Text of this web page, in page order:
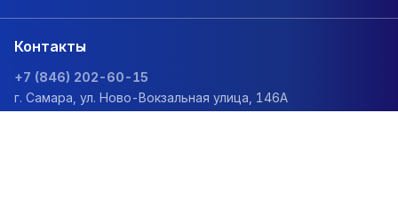
Контакты
+7 (846) 202-60-15
г. Самара, ул. Ново-Вокзальная улица, 146А